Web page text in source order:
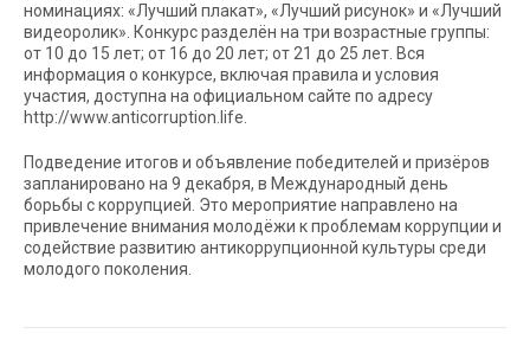
номинациях: «Лучший плакат», «Лучший рисунок» и «Лучший
видеоролик». Конкурс разделён на три возрастные группы:
от 10 до 15 лет; от 16 до 20 лет; от 21 до 25 лет. Вся
информация о конкурсе, включая правила и условия
участия, доступна на официальном сайте по адресу
http://www.anticorruption.life.
Подведение итогов и объявление победителей и призёров
запланировано на 9 декабря, в Международный день
борьбы с коррупцией. Это мероприятие направлено на
привлечение внимания молодёжи к проблемам коррупции и
содействие развитию антикоррупционной культуры среди
молодого поколения.